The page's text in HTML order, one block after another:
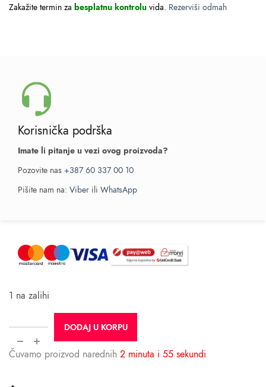
Zakažite termin zabesplatnu kontrolu vida. Rezerviši odmah
Korisnička podrška
Imate li pitanje u vezi ovog proizvoda?
Pozovite nas +387 60 337 00 10
Pišite nam na:Viber iliWhatsApp
1 na zalihi
DODAJ U KORPU
Čuvamo proizvod narednih 2 minuta i 55 sekundi